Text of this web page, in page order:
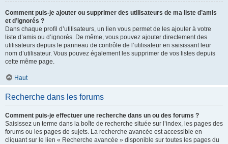
Comment puis-je ajouter ou supprimer des utilisateurs de ma liste d’amis
et d’ignorés ?
Dans chaque profil d’utilisateurs, un lien vous permet de les ajouter à votre
liste d’amis ou d’ignorés. De même, vous pouvez ajouter directement des
utilisateurs depuis le panneau de contrôle de l’utilisateur en saisissant leur
nom d’utilisateur. Vous pouvez également les supprimer de vos listes depuis
cette même page.
Haut
Recherche dans les forums
Comment puis-je effectuer une recherche dans un ou des forums ?
Saisissez un terme dans la boîte de recherche située sur l’index, les pages des
forums ou les pages de sujets. La recherche avancée est accessible en
cliquant sur le lien « Recherche avancée » disponible sur toutes les pages du